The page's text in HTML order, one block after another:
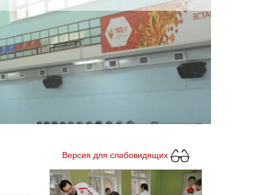
Версия для слабовидящих
Previous Next